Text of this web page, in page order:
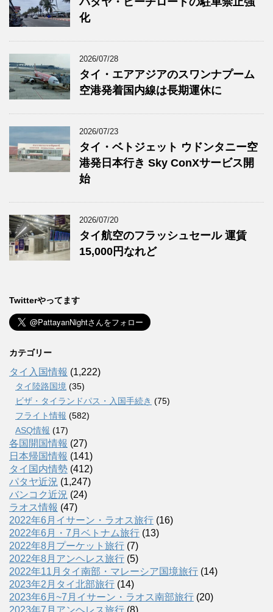
化
2026/07/28
タイ・エアアジアのスワンナプーム
空港発着国内線は長期運休に
2026/07/23
タイ・ベトジェット ウドンタニー空
港発日本行き Sky ConXサービス開
始
2026/07/20
タイ航空のフラッシュセール 運賃
15,000円なれど
Twitterやってます
カテゴリー
タイ入国情報 (1,222)
タイ陸路国境 (35)
ビザ・タイランドパス・入国手続き (75)
フライト情報 (582)
ASQ情報 (17)
各国開国情報 (27)
日本帰国情報 (141)
タイ国内情勢 (412)
パタヤ近況 (1,247)
バンコク近況 (24)
ラオス情報 (47)
2022年6月イサーン・ラオス旅行 (16)
2022年6月・7月ベトナム旅行 (13)
2022年8月プーケット旅行 (7)
2022年8月アンヘレス旅行 (5)
2022年11月タイ南部・マレーシア国境旅行 (14)
2023年2月タイ北部旅行 (14)
2023年6月~7月イサーン・ラオス南部旅行 (20)
2023年7月アンヘレス旅行 (8)